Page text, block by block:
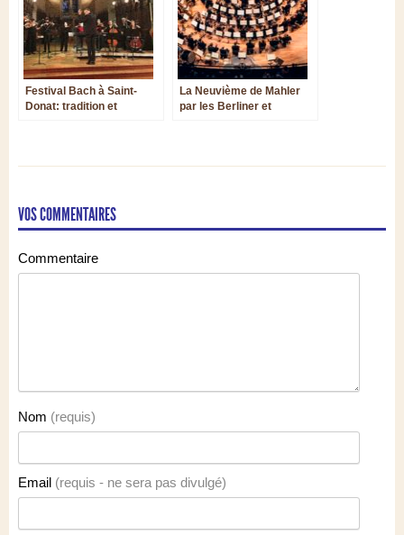
Festival Bach à Saint-
Donat: tradition et
La Neuvième de Mahler
par les Berliner et
VOS COMMENTAIRES
Commentaire
Nom (requis)
Email (requis - ne sera pas divulgé)